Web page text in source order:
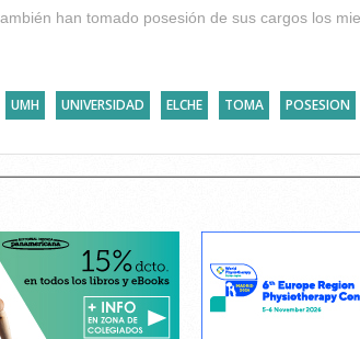
han tomado posesión de sus cargos los
UMH UNIVERSIDAD ELCHE TOMA POSESION